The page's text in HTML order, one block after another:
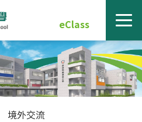
eClass
境外交流